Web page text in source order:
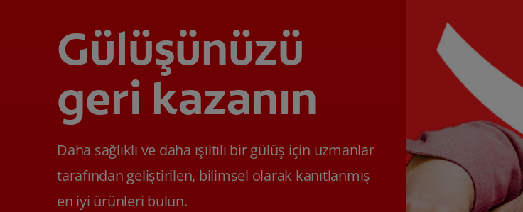
Gülüşünüzü
geri kazanın
Daha sağlıklı ve daha ışıltılı bir gülüş için uzmanlar
tarafından geliştirilen, bilimsel olarak kanıtlanmış
en iyi ürünleri bulun.